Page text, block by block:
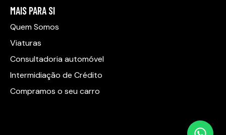
MAIS PARA SI
Quem Somos
Viaturas
Consultadoria automóvel
Intermidiação de Crédito
Compramos o seu carro